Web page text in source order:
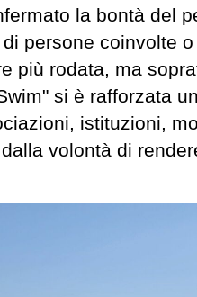
la bontà del
persone coinvolte
più rodata, ma
si è rafforzata
istituzioni,
volontà di